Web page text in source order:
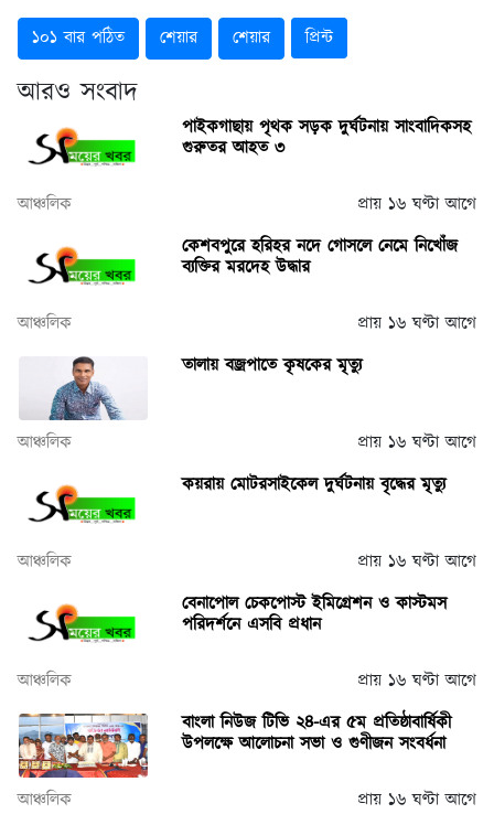
১০১ বার পঠিত শেয়ার শেয়ার প্রিন্ট
আরও সংবাদ
পাইকগাছায় পৃথক সড়ক দুর্ঘটনায় সাংবাদিকসহ
গুরুতর আহত ৩
আঞ্চলিক
প্রায় ১৬ ঘণ্টা আগে
কেশবপুরে হরিহর নদে গোসলে নেমে নিখোঁজ
ব্যক্তির মরদেহ উদ্ধার
আঞ্চলিক
প্রায় ১৬ ঘণ্টা আগে
তালায় বজ্রপাতে কৃষকের মৃত্যু
আঞ্চলিক
প্রায় ১৬ ঘণ্টা আগে
কয়রায় মোটরসাইকেল দুর্ঘটনায় বৃদ্ধের মৃত্যু
আঞ্চলিক
প্রায় ১৬ ঘণ্টা আগে
বেনাপোল চেকপোস্ট ইমিগ্রেশন ও কাস্টমস
পরিদর্শনে এসবি প্রধান
আঞ্চলিক
প্রায় ১৬ ঘণ্টা আগে
বাংলা নিউজ টিভি ২৪-এর ৫ম প্রতিষ্ঠাবার্ষিকী
উপলক্ষে আলোচনা সভা ও গুণীজন সংবর্ধনা
আঞ্চলিক
প্রায় ১৬ ঘণ্টা আগে